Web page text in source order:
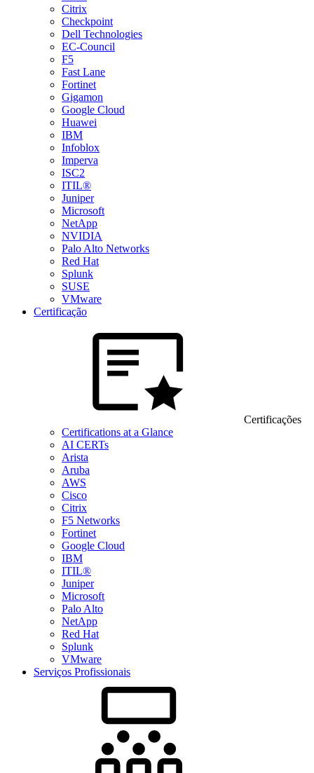
Citrix
Checkpoint
Dell Technologies
EC-Council
F5
Fast Lane
Fortinet
Gigamon
Google Cloud
Huawei
IBM
Infoblox
Imperva
ISC2
ITIL®
Juniper
Microsoft
NetApp
NVIDIA
Palo Alto Networks
Red Hat
Splunk
SUSE
VMware
Certificação
Certificações
Certifications at a Glance
AI CERTs
Arista
Aruba
AWS
Cisco
Citrix
F5 Networks
Fortinet
Google Cloud
IBM
ITIL®
Juniper
Microsoft
Palo Alto
NetApp
Red Hat
Splunk
VMware
Serviços Profissionais